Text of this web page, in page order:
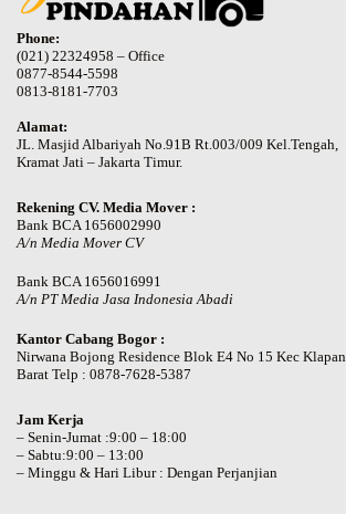
Phone:
(021) 22324958 – Office
0877-8544-5598
0813-8181-7703
Alamat:
JL. Masjid Albariyah No.91B Rt.003/009 Kel.Tengah,
Kramat Jati – Jakarta Timur.
Rekening CV. Media Mover :
Bank BCA 1656002990
A/n Media Mover CV
Bank BCA 1656016991
A/n PT Media Jasa Indonesia Abadi
Kantor Cabang Bogor :
Nirwana Bojong Residence Blok E4 No 15 Kec
Barat Telp : 0878-7628-5387
Jam Kerja
– Senin-Jumat :9:00 – 18:00
– Sabtu:9:00 – 13:00
– Minggu & Hari Libur : Dengan Perjanjian